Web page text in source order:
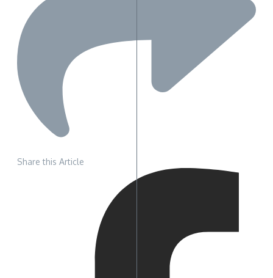
Share this Article